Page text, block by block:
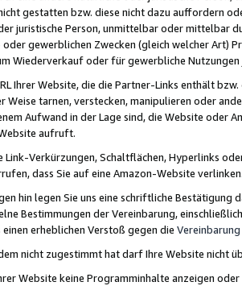
gestatten bzw. diese nicht dazu auffordern
juristische Person, unmittelbar oder mittelbar
gewerblichen Zwecken (gleich welcher Art)
Wiederverkauf oder für gewerbliche
Ihrer Website, die die Partner-Links enthält
Weise tarnen, verstecken, manipulieren oder
Aufwand in der Lage sind, die Website oder
aufruft.
Link-Verkürzungen, Schaltflächen, Hyperlinks
dass Sie auf eine Amazon-Website
hin legen Sie uns eine schriftliche
Bestimmungen der Vereinbarung,
erheblichen Verstoß gegen die Vereinbarung
nicht zugestimmt hat darf Ihre Website nicht
Website keine Programminhalte anzeigen